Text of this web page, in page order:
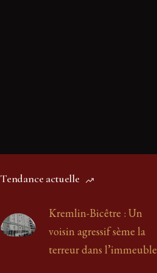
Tendance actuelle
Kremlin-Bicêtre : Un
voisin agressif sème la
terreur dans l’immeuble